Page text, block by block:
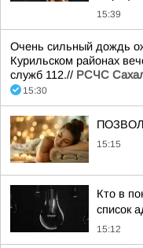
15:39
Очень сильный дождь
Курильском районах
служб 112.// РСЧС
15:30
15:15
Кто в
список
15:12